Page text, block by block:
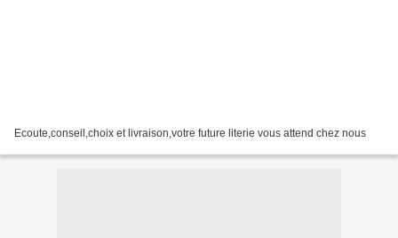
Ecoute,conseil,choix et livraison,votre future literie vous attend chez nous